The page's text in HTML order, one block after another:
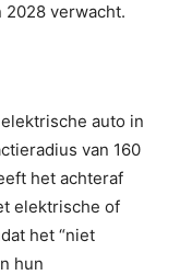
verwacht.
auto in
van 160
het achteraf
elektrische of
het “niet
hun